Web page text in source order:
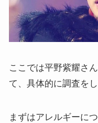
ここでは平野紫耀さ
て、具体的に調査をし
まずはアレルギーにつ